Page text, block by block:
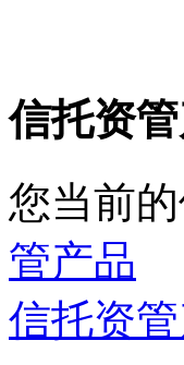
信托资
您当前的
管产品
信托资